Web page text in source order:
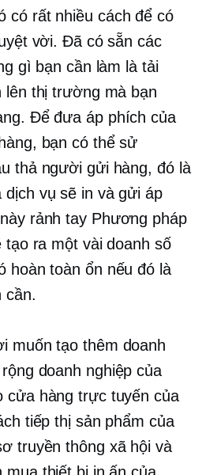
có rất nhiều cách để có
vời. Đã có sẵn các
gì bạn cần làm là tải
lên thị trường mà bạn
Để đưa áp phích của
bạn có thể sử
thả người gửi hàng, đó là
dịch vụ sẽ in và gửi áp
rảnh tayPhương pháp
tạo ra một vài doanh số
hoàn toàn ổn nếu đó là
cần.
muốn tạo thêm doanh
doanh nghiệp của
cửa hàng trực tuyến của
tiếp thị sản phẩm của
truyền thông xã hội và